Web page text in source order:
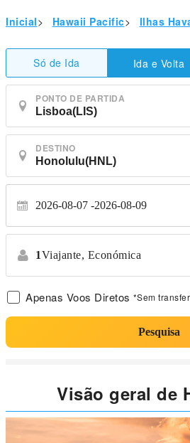
Inicial> Hawaii Pacific> Ilhas
Só de Ida Ida e Volta
PONTO DE PARTIDA
DESTINO
2026-08-07 2026-08-09
1Viajante, Económica
Apenas Voos Diretos *Sem
Pesquisa
Visão geral de